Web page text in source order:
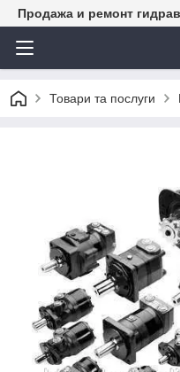
Продажа и ремонт
Товари та послуги